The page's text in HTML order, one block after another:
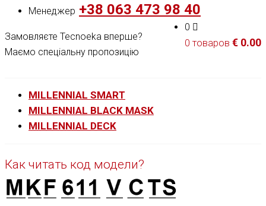
Менеджер +38 063 473 98 40
0
0 товаров € 0.00
Замовляєте Tecnoeka вперше?
Маємо спеціальну пропозицію
MILLENNIAL SMART
MILLENNIAL BLACK MASK
MILLENNIAL DECK
Как читать код модели?